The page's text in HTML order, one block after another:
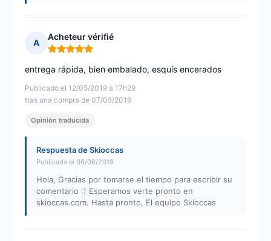
A
Acheteur vérifié
Nota: 5 de 5
Publicado el 12/05/2019 à 17h29
tras una compra de 07/05/2019
entrega rápida, bien embalado, esquís encerados
Opinión traducida
Respuesta de Skioccas
Publicada el 06/06/2019
Hola, Gracias por tomarse el tiempo para escribir su
comentario :) Esperamos verte pronto en
skioccas.com. Hasta pronto, El equipo Skioccas